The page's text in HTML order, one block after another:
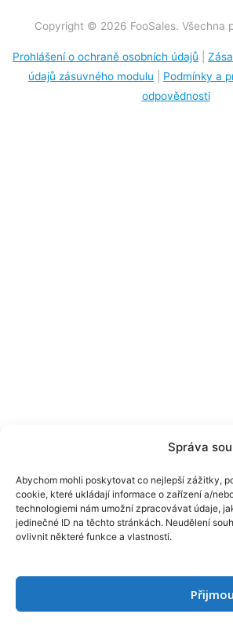
Správa
Abychom mohli poskytovat co nejlepší zážitky,
cookie, které ukládají informace o zařízení a/
technologiemi nám umožní zpracovávat údaje,
jedinečné ID na těchto stránkách. Neudělení
ovlivnit některé funkce a vlastnosti.
Copyright © 2026 FooSales. Všechna
Prohlášení o ochraně osobních údajů
údajů zásuvného modulu
Podmínky a
odpovědnosti